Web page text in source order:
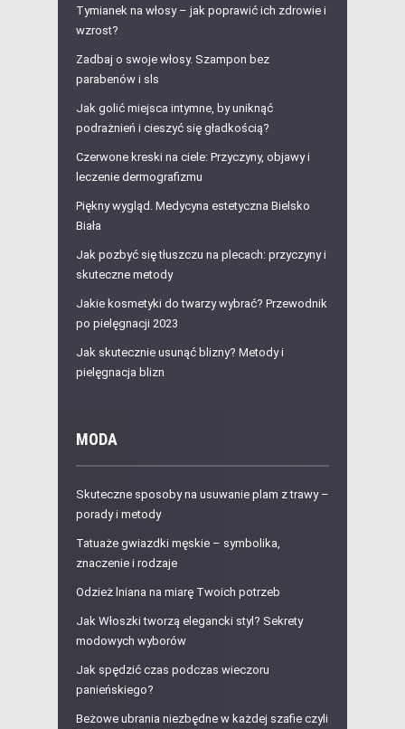
Tymianek na włosy – jak poprawić ich zdrowie i
wzrost?
Zadbaj o swoje włosy. Szampon bez
parabenów i sls
Jak golić miejsca intymne, by uniknąć
podrażnień i cieszyć się gładkością?
Czerwone kreski na ciele: Przyczyny, objawy i
leczenie dermografizmu
Piękny wygląd. Medycyna estetyczna Bielsko
Biała
Jak pozbyć się tłuszczu na plecach: przyczyny i
skuteczne metody
Jakie kosmetyki do twarzy wybrać? Przewodnik
po pielęgnacji 2023
Jak skutecznie usunąć blizny? Metody i
pielęgnacja blizn
MODA
Skuteczne sposoby na usuwanie plam z trawy –
porady i metody
Tatuaże gwiazdki męskie – symbolika,
znaczenie i rodzaje
Odzież lniana na miarę Twoich potrzeb
Jak Włoszki tworzą elegancki styl? Sekrety
modowych wyborów
Jak spędzić czas podczas wieczoru
panieńskiego?
Beżowe ubrania niezbędne w każdej szafie czyli